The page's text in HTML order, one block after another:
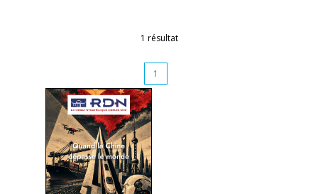
1 résultat
1